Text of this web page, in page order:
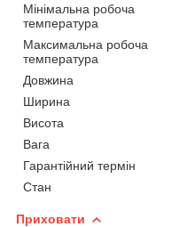
Мінімальна робоча
температура
Максимальна робоча
температура
Довжина
Ширина
Висота
Вага
Гарантійний термін
Стан
Приховати